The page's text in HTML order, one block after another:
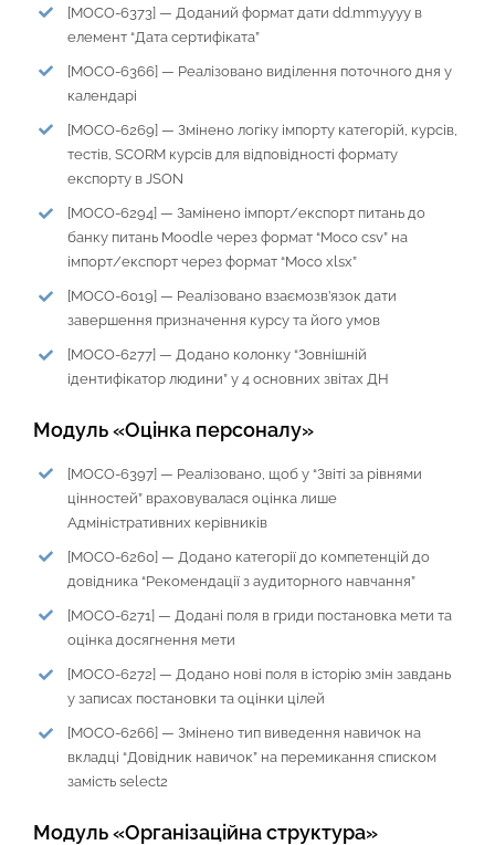
[MOCO-6373] — Доданий формат дати dd.mm.yyyy в
елемент “Дата сертифіката”
[MOCO-6366] — Реалізовано виділення поточного дня у
календарі
[MOCO-6269] — Змінено логіку імпорту категорій, курсів,
тестів, SCORM курсів для відповідності формату
експорту в JSON
[MOCO-6294] — Замінено імпорт/експорт питань до
банку питань Moodle через формат “Moco csv” на
імпорт/експорт через формат “Moco xlsx”
[MOCO-6019] — Реалізовано взаємозв’язок дати
завершення призначення курсу та його умов
[MOCO-6277] — Додано колонку “Зовнішній
ідентифікатор людини” у 4 основних звітах ДН
Модуль «Оцінка персоналу»
[MOCO-6397] — Реалізовано, щоб у “Звіті за рівнями
цінностей” враховувалася оцінка лише
Адміністративних керівників
[MOCO-6260] — Додано категорії до компетенцій до
довідника “Рекомендації з аудиторного навчання”
[MOCO-6271] — Додані поля в гриди постановка мети та
оцінка досягнення мети
[MOCO-6272] — Додано нові поля в історію змін завдань
у записах постановки та оцінки цілей
[MOCO-6266] — Змінено тип виведення навичок на
вкладці “Довідник навичок” на перемикання списком
замість select2
Модуль «Організаційна структура»